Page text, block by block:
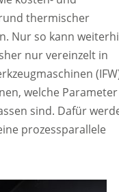
thermischer
Nur so kann
nur vereinzelt in
welche Parameter
sind. Dafür
prozessparallele